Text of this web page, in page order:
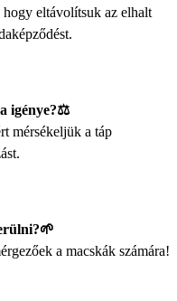
eltávolítsuk az elhalt
igénye?⚖️
mérsékeljük a táp
a macskák számára!